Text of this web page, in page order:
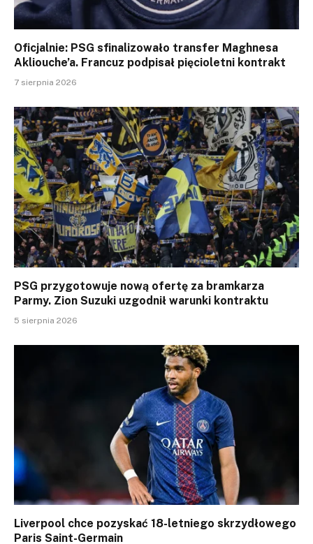
Oficjalnie: PSG sfinalizowało transfer Maghnesa
Akliouche’a. Francuz podpisał pięcioletni kontrakt
7 sierpnia 2026
PSG przygotowuje nową ofertę za bramkarza
Parmy. Zion Suzuki uzgodnił warunki kontraktu
5 sierpnia 2026
Liverpool chce pozyskać 18-letniego skrzydłowego
Paris Saint-Germain